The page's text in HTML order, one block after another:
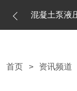
混凝土泵液
首页 > 资讯频道